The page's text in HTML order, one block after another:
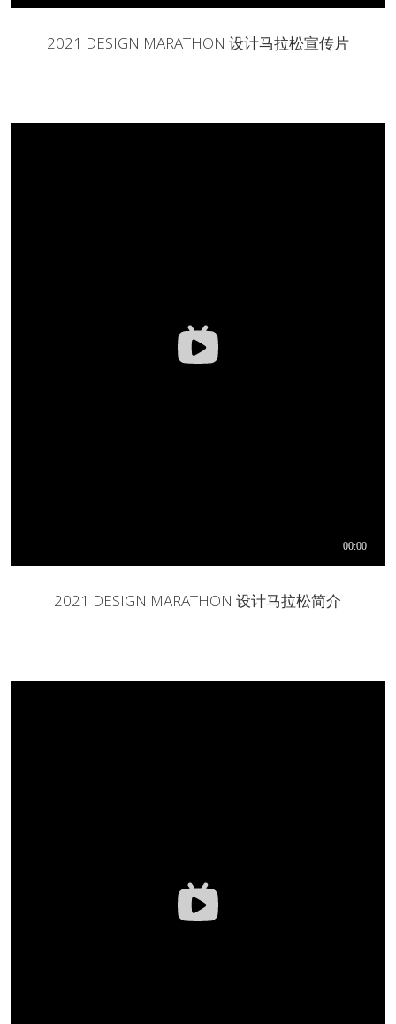
2021 DESIGN MARATHON 设计马拉松宣传片
2021 DESIGN MARATHON 设计马拉松简介